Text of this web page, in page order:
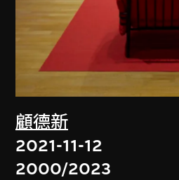
顧德新
2021-11-12
2000/2023